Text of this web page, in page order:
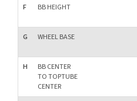
F
BB HEIGHT
G
WHEEL BASE
H
BB CENTER
TO TOPTUBE
CENTER